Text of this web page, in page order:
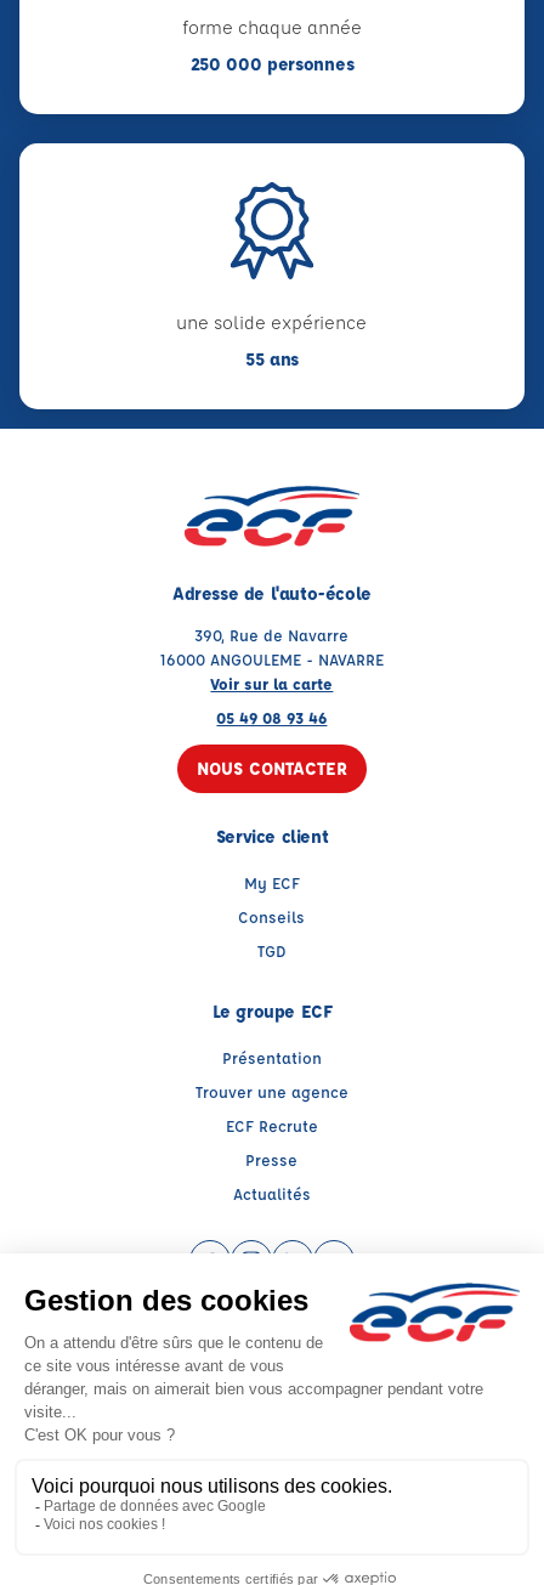
forme chaque année
250 000 personnes
une solide expérience
55 ans
Adresse de l'auto-école
390, Rue de Navarre
16000 ANGOULEME - NAVARRE
Voir sur la carte
05 49 08 93 46
NOUS CONTACTER
Service client
My ECF
Conseils
TGD
Le groupe ECF
Présentation
Trouver une agence
ECF Recrute
Presse
Actualités
Facebook (nouvelle fenêtre)
Instagram (nouvelle fenêtre)
LinkedIn (nouvelle fenêtre)
YouTube (nouvelle
Raison sociale : ECF CER CENTRE ATLANTIQUE - Capital social: 2500000€
SIREN: 312379266 - Numéro de TVA intracommunautaire: FR 52 312379266
Agrément n°E1401600020
Siège social : RN 11 - Rte de la Mothe Les Champs Dorés, LA CRECHE (79260) -